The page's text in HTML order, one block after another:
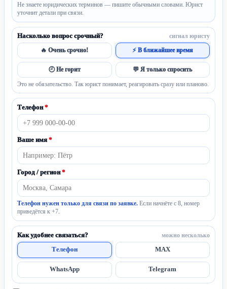
Не знаете юридических терминов — пишите обычными словами. Юрист
уточнит детали при связи.
Насколько вопрос срочный? сигнал юристу
🔥 Очень срочно! ⚡ В ближайшее время
🕘 Не горит 💬 Я только спросить
Это не обязательство. Так юрист понимает, реагировать сразу или планово.
Телефон*
Ваше имя*
Город / регион*
Телефон нужен только для связи по заявке. Если начнёте с 8, номер
приведётся к +7.
Как удобнее связаться? можно несколько
Телефон MAX
WhatsApp Telegram